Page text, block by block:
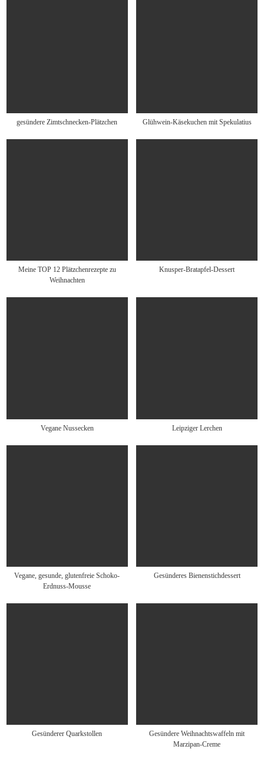
gesündere Zimtschnecken-Plätzchen Glühwein-Käsekuchen mit Spekulatius
Meine TOP 12 Plätzchenrezepte zu
Weihnachten
Knusper-Bratapfel-Dessert
Vegane Nussecken Leipziger Lerchen
Vegane, gesunde, glutenfreie Schoko-
Erdnuss-Mousse
Gesünderes Bienenstichdessert
Gesünderer Quarkstollen
Gesündere Weihnachtswaffeln mit
Marzipan-Creme